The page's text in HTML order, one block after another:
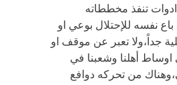
تنفذ مخططاته
نفسه للإحتلال بوعي او
جداً،ولا تعبر عن موقف او
أهلنا وشعبنا في
من تحركه دوافع